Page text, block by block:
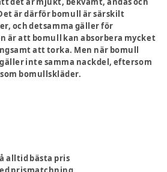
är därför bomull är särskilt
och detsamma gäller för
är att bomull kan absorbera mycket
att torka. Men när bomull
inte samma nackdel, eftersom
bomullskläder.
alltid bästa pris